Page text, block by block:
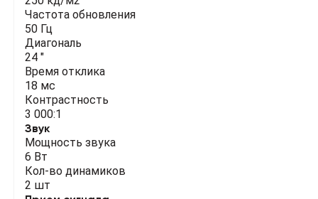
Частота обновления
50 Гц
Диагональ
24 "
Время отклика
18 мс
Контрастность
3 000:1
Звук
Мощность звука
6 Вт
Кол-во динамиков
2 шт